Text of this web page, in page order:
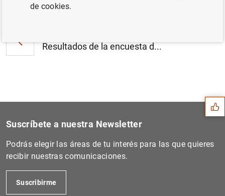
Resultados de la encuesta d...
Estado financiero consolida...
Sugerencias
Suscríbete a nuestra Newsletter
Podrás elegir las áreas de tu interés para las que quieres
recibir nuestras comunicaciones.
Suscribirme
de cookies.